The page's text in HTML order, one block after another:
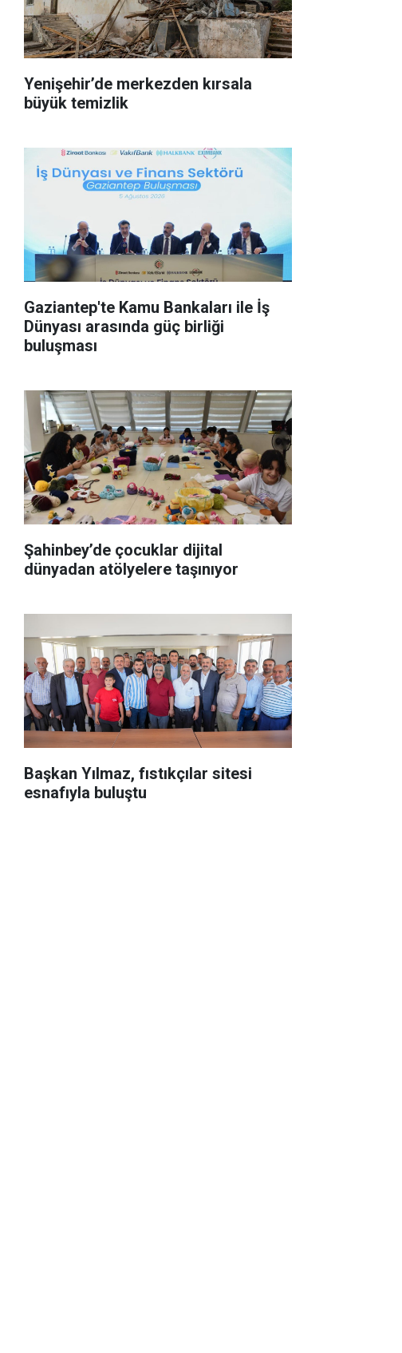
Yenişehir’de merkezden kırsala
büyük temizlik
Gaziantep'te Kamu Bankaları ile İş
Dünyası arasında güç birliği
buluşması
Şahinbey’de çocuklar dijital
dünyadan atölyelere taşınıyor
Başkan Yılmaz, fıstıkçılar sitesi
esnafıyla buluştu